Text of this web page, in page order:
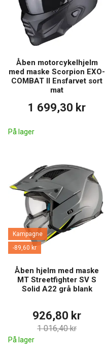
Åben motorcykelhjelm
med maske Scorpion EXO-
COMBAT II Ensfarvet sort
mat
1 699,30 kr
På lager
Kampagne
-89,60 kr
Åben hjelm med maske
MT Streetfighter SV S
Solid A22 grå blank
926,80 kr
1 016,40 kr
På lager